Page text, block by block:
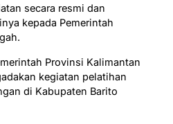
secara resmi dan
kepada Pemerintah
Provinsi Kalimantan
kegiatan pelatihan
di Kabupaten Barito